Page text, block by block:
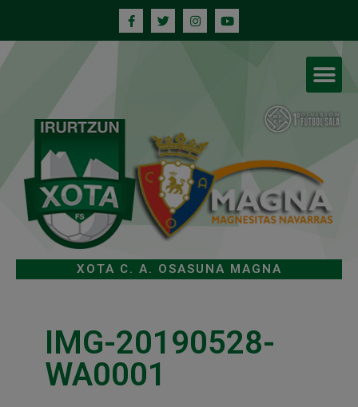
XOTA C. A. OSASUNA MAGNA
IMG-20190528-
WA0001